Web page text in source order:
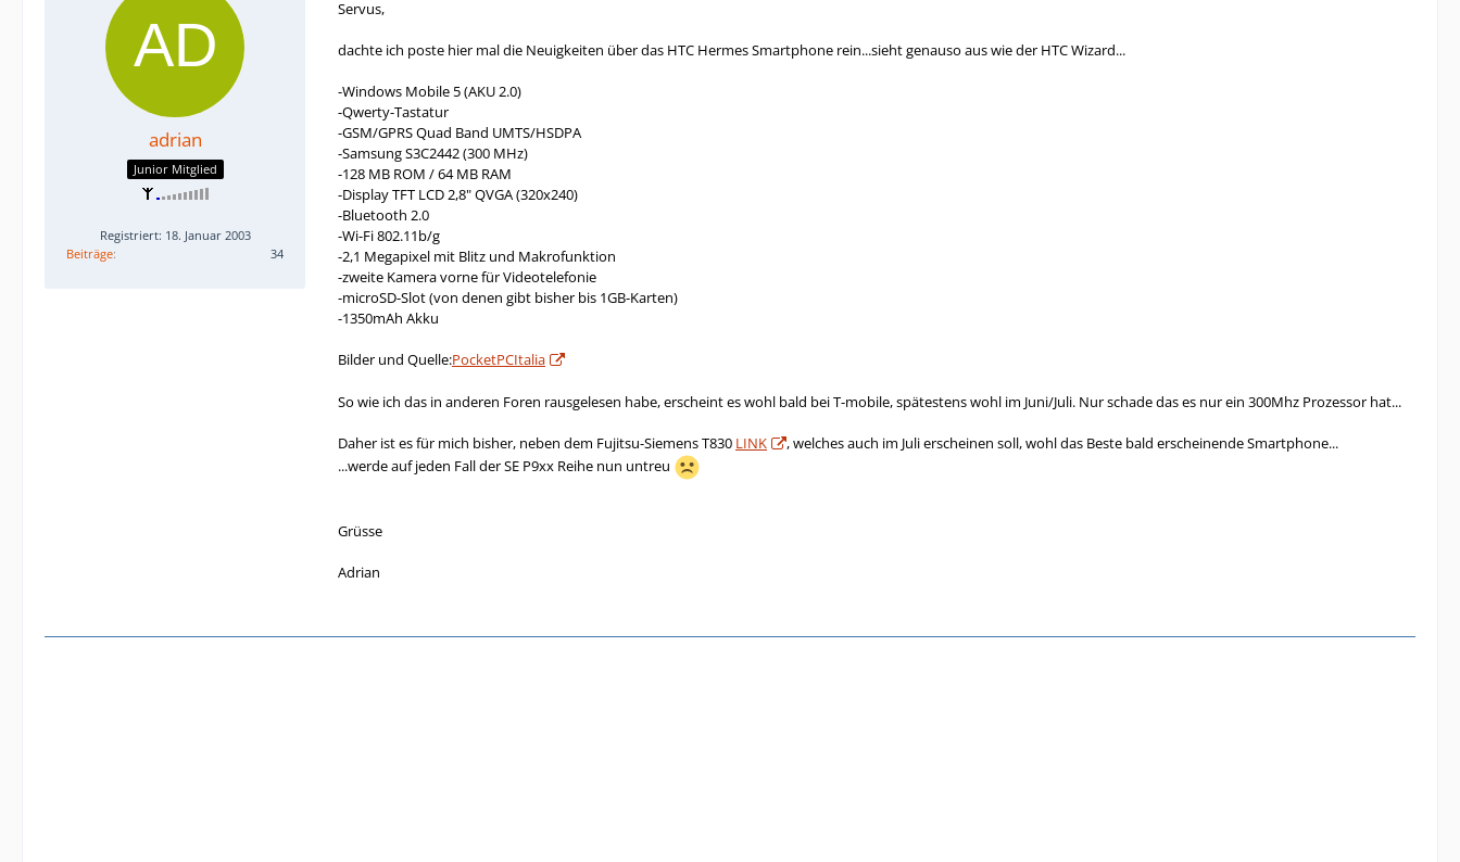
adrian
Junior Mitglied
Registriert: 18. Januar 2003
Beiträge
34
Servus,
dachte ich poste hier mal die Neuigkeiten über das HTC Hermes Smartphone rein...sieht genauso aus wie der HTC Wizard...
-Windows Mobile 5 (AKU 2.0)
-Qwerty-Tastatur
-GSM/GPRS Quad Band UMTS/HSDPA
-Samsung S3C2442 (300 MHz)
-128 MB ROM / 64 MB RAM
-Display TFT LCD 2,8" QVGA (320x240)
-Bluetooth 2.0
-Wi-Fi 802.11b/g
-2,1 Megapixel mit Blitz und Makrofunktion
-zweite Kamera vorne für Videotelefonie
-microSD-Slot (von denen gibt bisher bis 1GB-Karten)
-1350mAh Akku
Bilder und Quelle:PocketPCItalia
So wie ich das in anderen Foren rausgelesen habe, erscheint es wohl bald bei T-mobile, spätestens wohl im Juni/Juli. Nur schade das es nur ein 300Mhz Prozessor hat...
Daher ist es für mich bisher, neben dem Fujitsu-Siemens T830 LINK
, welches auch im Juli erscheinen soll, wohl das Beste bald erscheinende Smartphone...
...werde auf jeden Fall der SE P9xx Reihe nun untreu
Grüsse
Adrian